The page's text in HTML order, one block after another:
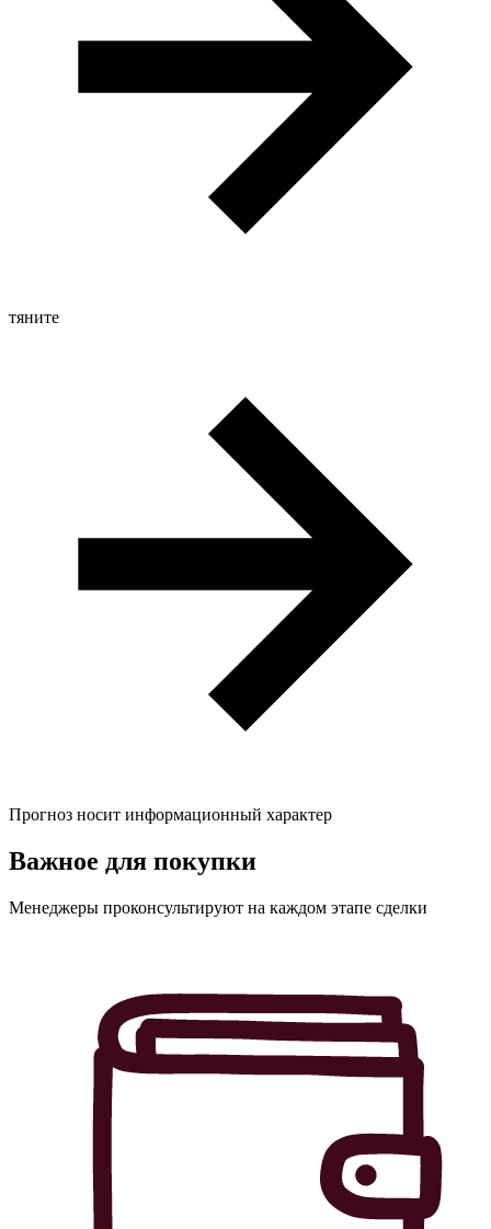
тяните
Прогноз носит информационный характер
Важное для покупки
Менеджеры проконсультируют на каждом этапе сделки